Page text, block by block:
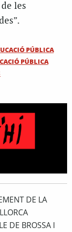
les
PÚBLICA
PÚBLICA
DE LA
DE BROSSA I